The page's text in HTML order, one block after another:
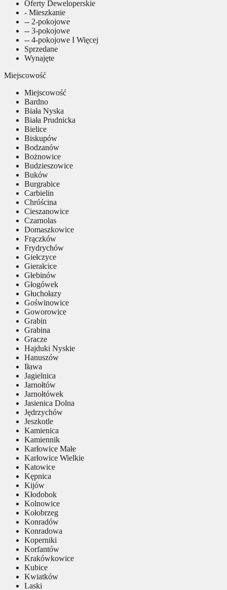
Oferty Deweloperskie
- Mieszkanie
-- 2-pokojowe
-- 3-pokojowe
-- 4-pokojowe I Więcej
Sprzedane
Wynajęte
Miejscowość
Miejscowość
Bardno
Biała Nyska
Biała Prudnicka
Bielice
Biskupów
Bodzanów
Bożnowice
Budzieszowice
Buków
Burgrabice
Carbielin
Chróścina
Cieszanowice
Czarnolas
Domaszkowice
Frączków
Frydrychów
Giełczyce
Gierałcice
Głebinów
Głogówek
Głuchołazy
Goświnowice
Goworowice
Grabin
Grabina
Gracze
Hajduki Nyskie
Hanuszów
Iława
Jagielnica
Jarnołtów
Jarnołtówek
Jasienica Dolna
Jędrzychów
Jeszkotle
Kamienica
Kamiennik
Karłowice Małe
Karłowice Wielkie
Katowice
Kępnica
Kijów
Kłodobok
Kolnowice
Kołobrzeg
Konradów
Konradowa
Koperniki
Korfantów
Krakówkowice
Kubice
Kwiatków
Laski